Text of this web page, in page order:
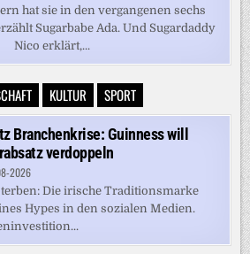
hat sie in den vergangenen sechs
Sugarbabe Ada. Und Sugardaddy
Nico erklärt,...
KULTUR SPORT
Branchenkrise: Guinness will
verdoppeln
2026
Die irische Traditionsmarke
Hypes in den sozialen Medien.